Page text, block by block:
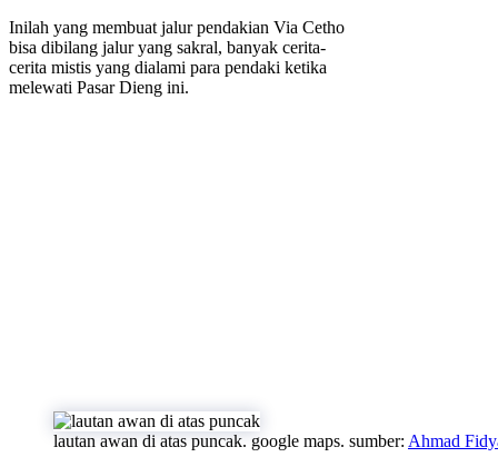
Inilah yang membuat jalur pendakian Via Cetho
bisa dibilang jalur yang sakral, banyak cerita-
cerita mistis yang dialami para pendaki ketika
melewati Pasar Dieng ini.
lautan awan di atas puncak. google maps. sumber: Ahmad